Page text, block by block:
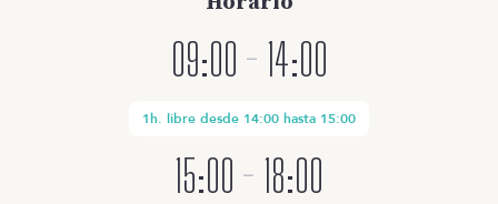
09:00 - 14:00
1h. libre desde 14:00 hasta 15:00
15:00 - 18:00